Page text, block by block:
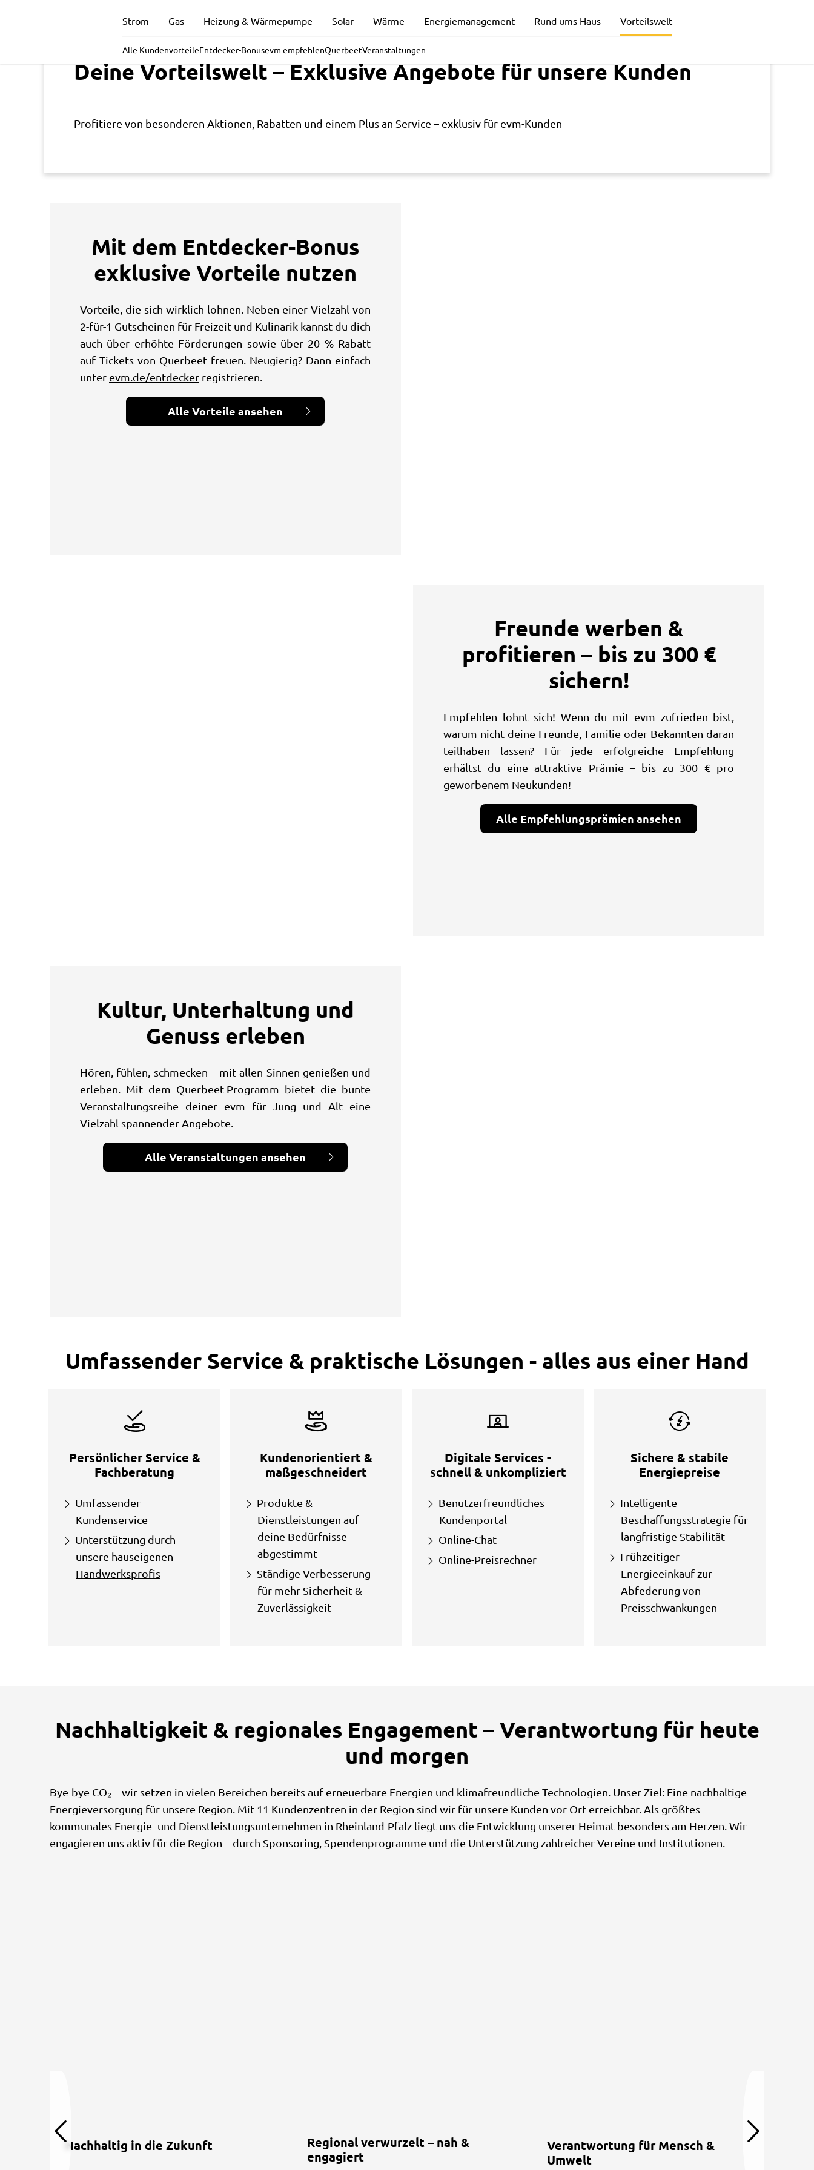
Exklusive
Angebote
Strom Gas Heizung & Wärmepumpe Solar Wärme Energiemanagement Rund ums Haus Vorteilswelt
Alle KundenvorteileEntdecker-Bonusevm empfehlenQuerbeetVeranstaltungen
Deine Vorteilswelt – Exklusive Angebote für unsere Kunden
Profitiere von besonderen Aktionen, Rabatten und einem Plus an Service – exklusiv für evm-Kunden
Mit dem Entdecker-Bonus
exklusive Vorteile nutzen
Vorteile, die sich wirklich lohnen. Neben einer Vielzahl von
2-für-1 Gutscheinen für Freizeit und Kulinarik kannst du dich
auch über erhöhte Förderungen sowie über 20 % Rabatt
auf Tickets von Querbeet freuen. Neugierig? Dann einfach
unter evm.de/entdecker registrieren.
Alle Vorteile ansehen
Freunde werben &
profitieren – bis zu 300 €
sichern!
Empfehlen lohnt sich! Wenn du mit evm zufrieden bist,
warum nicht deine Freunde, Familie oder Bekannten daran
teilhaben lassen? Für jede erfolgreiche Empfehlung
erhältst du eine attraktive Prämie – bis zu 300 € pro
geworbenem Neukunden!
Alle Empfehlungsprämien ansehen
Kultur, Unterhaltung und
Genuss erleben
Hören, fühlen, schmecken – mit allen Sinnen genießen und
erleben. Mit dem Querbeet-Programm bietet die bunte
Veranstaltungsreihe deiner evm für Jung und Alt eine
Vielzahl spannender Angebote.
Alle Veranstaltungen ansehen
Umfassender Service & praktische Lösungen - alles aus einer Hand
Persönlicher Service &
Fachberatung
Umfassender
Kundenservice
Unterstützung durch
unsere hauseigenen
Handwerksprofis
Kundenorientiert &
maßgeschneidert
Produkte &
Dienstleistungen auf
deine Bedürfnisse
abgestimmt
Ständige Verbesserung
für mehr Sicherheit &
Zuverlässigkeit
Digitale Services -
schnell & unkompliziert
Benutzerfreundliches
Kundenportal
Online-Chat
Online-Preisrechner
Sichere & stabile
Energiepreise
Intelligente
Beschaffungsstrategie für
langfristige Stabilität
Frühzeitiger
Energieeinkauf zur
Abfederung von
Preisschwankungen
Nachhaltigkeit & regionales Engagement – Verantwortung für heute
und morgen
Bye-bye CO₂ – wir setzen in vielen Bereichen bereits auf erneuerbare Energien und klimafreundliche Technologien. Unser Ziel: Eine nachhaltige
Energieversorgung für unsere Region. Mit 11 Kundenzentren in der Region sind wir für unsere Kunden vor Ort erreichbar. Als größtes
kommunales Energie- und Dienstleistungsunternehmen in Rheinland-Pfalz liegt uns die Entwicklung unserer Heimat besonders am Herzen. Wir
engagieren uns aktiv für die Region – durch Sponsoring, Spendenprogramme und die Unterstützung zahlreicher Vereine und Institutionen.
Nachhaltig in die Zukunft
Regional verwurzelt – nah &
engagiert
Verantwortung für Mensch &
Umwelt